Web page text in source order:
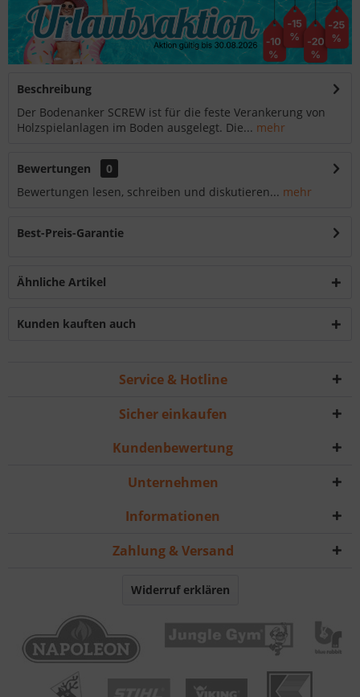
Beschreibung
Der Bodenanker SCREW ist für die feste Verankerung von
Holzspielanlagen im Boden ausgelegt. Die... mehr
Bewertungen
0
Bewertungen lesen, schreiben und diskutieren... mehr
Best-Preis-Garantie
Ähnliche Artikel
Kunden kauften auch
Service & Hotline
Sicher einkaufen
Kundenbewertung
Unternehmen
Informationen
Zahlung & Versand
Widerruf erklären